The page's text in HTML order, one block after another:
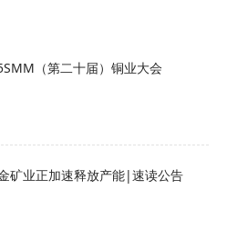
品用于铜材生产，主要在
炼处理成电解铜后供用户
（第二十届）铜业大会
矿业正加速释放产能|速读公告